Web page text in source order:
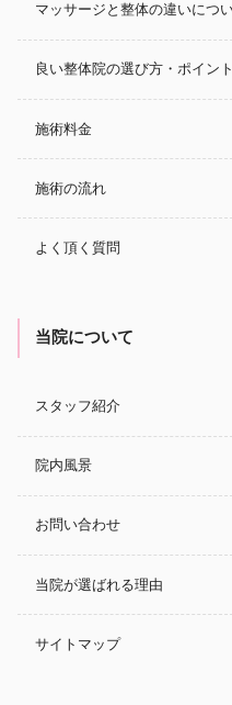
マッサージと整体の違いにつ
良い整体院の選び方・ポイント
施術料金
施術の流れ
よく頂く質問
当院について
スタッフ紹介
院内風景
お問い合わせ
当院が選ばれる理由
サイトマップ